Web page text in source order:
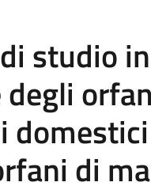
studio in
di